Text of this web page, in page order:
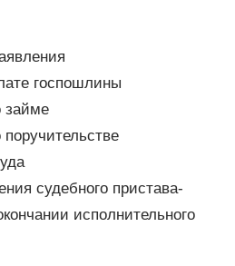
госпошлины
займе
судебного пристава-
исполнительного